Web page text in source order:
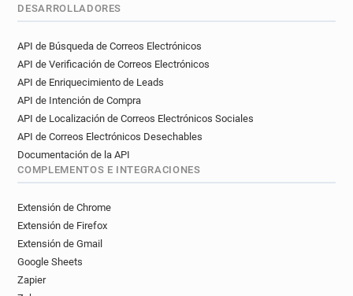
DESARROLLADORES
API de Búsqueda de Correos Electrónicos
API de Verificación de Correos Electrónicos
API de Enriquecimiento de Leads
API de Intención de Compra
API de Localización de Correos Electrónicos Sociales
API de Correos Electrónicos Desechables
Documentación de la API
COMPLEMENTOS E INTEGRACIONES
Extensión de Chrome
Extensión de Firefox
Extensión de Gmail
Google Sheets
Zapier